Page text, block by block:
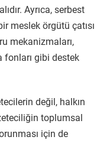
Ayrıca, serbest
meslek örgütü çatısı
mekanizmaları,
fonları gibi destek
değil, halkın
toplumsal
için de